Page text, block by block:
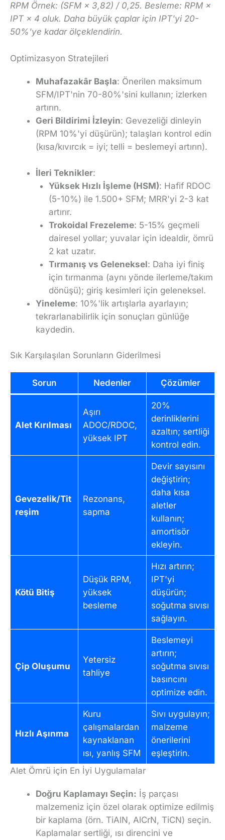
RPM Örnek: (SFM × 3,82) / 0,25. Besleme: RPM ×
IPT × 4 oluk. Daha büyük çaplar için IPT'yi 20-
50%'ye kadar ölçeklendirin.
Optimizasyon Stratejileri
Muhafazakâr Başla: Önerilen maksimum
SFM/IPT'nin 70-80%'sini kullanın; izlerken
artırın.
Geri Bildirimi İzleyin: Gevezeliği dinleyin
(RPM 10%'yi düşürün); talaşları kontrol edin
(kısa/kıvırcık = iyi; telli = beslemeyi artırın).
İleri Teknikler:
Yüksek Hızlı İşleme (HSM): Hafif RDOC
(5-10%) ile 1.500+ SFM; MRR'yi 2-3 kat
artırır.
Trokoidal Frezeleme: 5-15% geçmeli
dairesel yollar; yuvalar için idealdir, ömrü
2 kat uzatır.
Tırmanış vs Geleneksel: Daha iyi finiş
için tırmanma (aynı yönde ilerleme/takım
dönüşü); giriş kesimleri için geleneksel.
Yineleme: 10%'lik artışlarla ayarlayın;
tekrarlanabilirlik için sonuçları günlüğe
kaydedin.
Sık Karşılaşılan Sorunların Giderilmesi
Sorun Nedenler Çözümler
Alet Kırılması
Aşırı
ADOC/RDOC,
yüksek IPT
20%
derinliklerini
azaltın; sertliği
kontrol edin.
Gevezelik/Tit
reşim
Rezonans,
sapma
Devir sayısını
değiştirin;
daha kısa
aletler
kullanın;
amortisör
ekleyin.
Kötü Bitiş
Düşük RPM,
yüksek
besleme
Hızı artırın;
IPT'yi
düşürün;
soğutma sıvısı
sağlayın.
Çip Oluşumu
Yetersiz
tahliye
Beslemeyi
artırın;
soğutma sıvısı
basıncını
optimize edin.
Hızlı Aşınma
Kuru
çalışmalardan
kaynaklanan
ısı, yanlış SFM
Sıvı uygulayın;
malzeme
önerilerini
eşleştirin.
Alet Ömrü için En İyi Uygulamalar
Doğru Kaplamayı Seçin: İş parçası
malzemeniz için özel olarak optimize edilmiş
bir kaplama (örn. TiAlN, AlCrN, TiCN) seçin.
Kaplamalar sertliği, ısı direncini ve